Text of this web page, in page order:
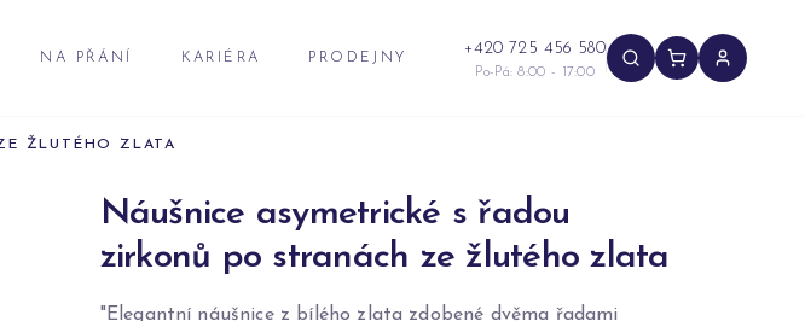
NA PŘÁNÍ KARIÉRA PRODEJNY +420 725 456 580
Po-Pá: 8:00 - 17:00
ŽLUTÉHO ZLATA
Náušnice asymetrické s řadou
zirkonů po stranách ze žlutého zlata
"Elegantní náušnice z bílého zlata zdobené dvěma řadami